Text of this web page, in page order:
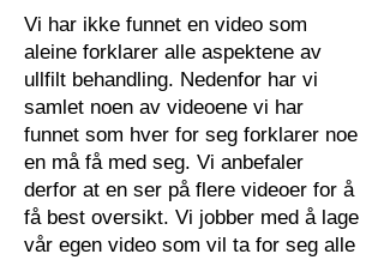
Vi har ikke funnet en video som
aleine forklarer alle aspektene av
ullfilt behandling. Nedenfor har vi
samlet noen av videoene vi har
funnet som hver for seg forklarer noe
en må få med seg. Vi anbefaler
derfor at en ser på flere videoer for å
få best oversikt. Vi jobber med å lage
vår egen video som vil ta for seg alle